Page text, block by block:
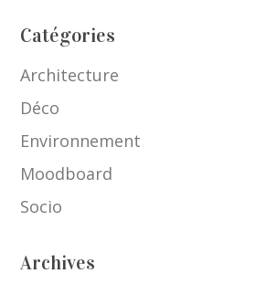
Catégories
Architecture
Déco
Environnement
Moodboard
Socio
Archives